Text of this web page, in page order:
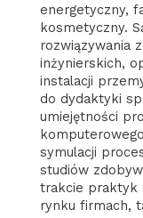
energetyczny,
kosmetyczny.
rozwiązywania
inżynierskich,
instalacji
do dydaktyki
umiejętności
symulacji
studiów
trakcie praktyk
rynku firmach,